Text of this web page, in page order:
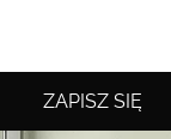
ZAPISZ SIĘ